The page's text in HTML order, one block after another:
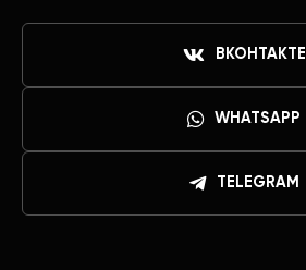
ВКОНТАКТЕ
WHATSAPP
TELEGRAM